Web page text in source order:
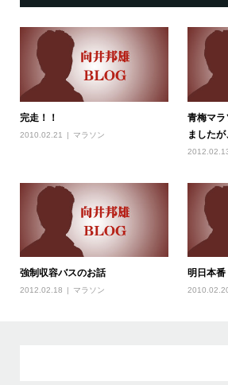
完走！！
2010.02.21 マラソン
青梅マ
ましたが
強制収容バスのお話
2012.02.18 マラソン
明日本番